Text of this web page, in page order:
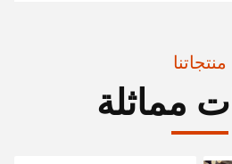
منتجاتنا
مماثلة